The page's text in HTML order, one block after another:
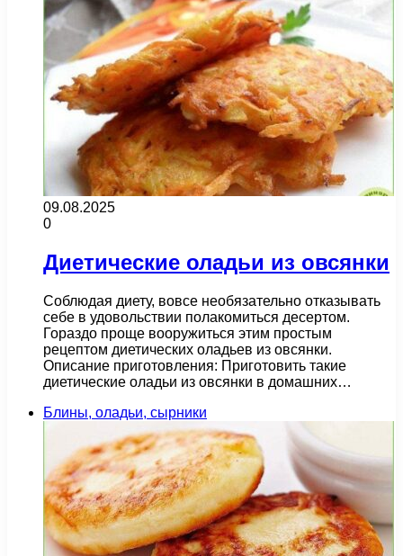
09.08.2025
0
Диетические оладьи из овсянки
Соблюдая диету, вовсе необязательно отказывать
себе в удовольствии полакомиться десертом.
Гораздо проще вооружиться этим простым
рецептом диетических оладьев из овсянки.
Описание приготовления: Приготовить такие
диетические оладьи из овсянки в домашних…
Блины, оладьи, сырники